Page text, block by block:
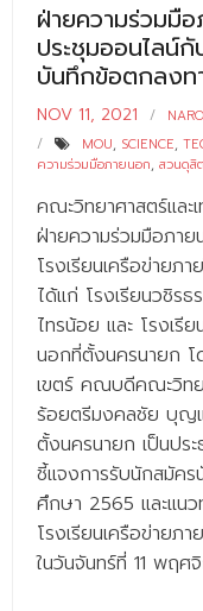
ฝ่ายความร่วมมื
ประชุมออนไลน์กั
บันทึกข้อตกลงท
NOV 11, 2021
MOU, SCIENCE,
ความร่วมมือภายนอก, สวนดุสิต
คณะวิทยาศาสตร์และ
ฝ่ายความร่วมมือภา
โรงเรียนเครือข่ายภ
ได้แก่ โรงเรียนวชิรธ
ไทรน้อย และ โรงเ
นอกที่ตั้งนครนายก โ
เขตร์ คณบดีคณะวิทย
ร้อยตรีมงคลชัย บุญ
ตั้งนครนายก เป็นประ
ชี้แจงการรับนักสมัค
ศึกษา 2565 และแน
โรงเรียนเครือข่ายภ
ในวันจันทร์ที่ 11 พฤ